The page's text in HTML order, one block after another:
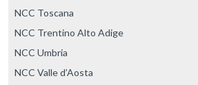
NCC Toscana
NCC Trentino Alto Adige
NCC Umbria
NCC Valle d’Aosta